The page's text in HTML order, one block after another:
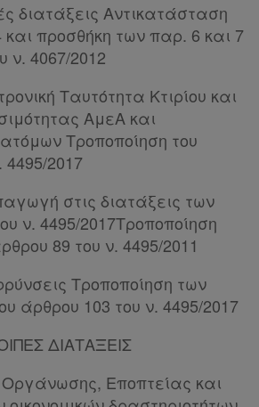
διατάξεις Αντικατάσταση
προσθήκη των παρ. 6 και 7
ν. 4067/2012
Ταυτότητα Κτιρίου και
ΑμεΑ και
Τροποποίηση του
4495/2017
στις διατάξεις των
ν. 4495/2017Τροποποίηση
89 του ν. 4495/2011
Τροποποίηση των
άρθρου 103 του ν. 4495/2017
ΔΙΑΤΑΞΕΙΣ
Εποπτείας και